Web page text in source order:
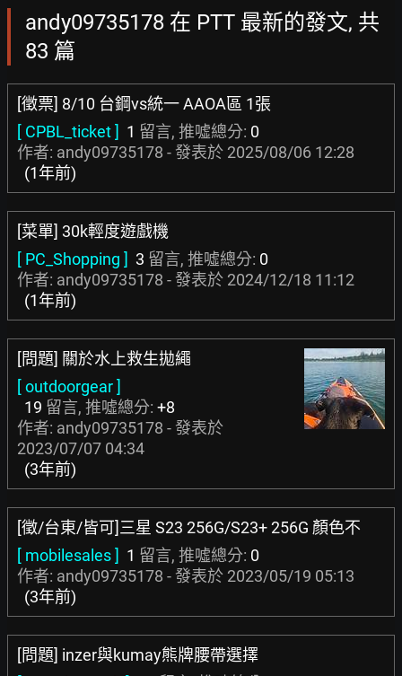
andy09735178 在 PTT 最新的發文, 共
83 篇
[徵票] 8/10 台鋼vs統一 AAOA區 1張
[ CPBL_ticket ] 1 留言, 推噓總分: 0
作者: andy09735178 - 發表於 2025/08/06 12:28
(1年前)
[菜單] 30k輕度遊戲機
[ PC_Shopping ] 3 留言, 推噓總分: 0
作者: andy09735178 - 發表於 2024/12/18 11:12
(1年前)
[問題] 關於水上救生拋繩
[ outdoorgear ]
19 留言, 推噓總分: +8
作者: andy09735178 - 發表於
2023/07/07 04:34
(3年前)
[徵/台東/皆可]三星 S23 256G/S23+ 256G 顏色不
[ mobilesales ] 1 留言, 推噓總分: 0
作者: andy09735178 - 發表於 2023/05/19 05:13
(3年前)
[問題] inzer與kumay熊牌腰帶選擇